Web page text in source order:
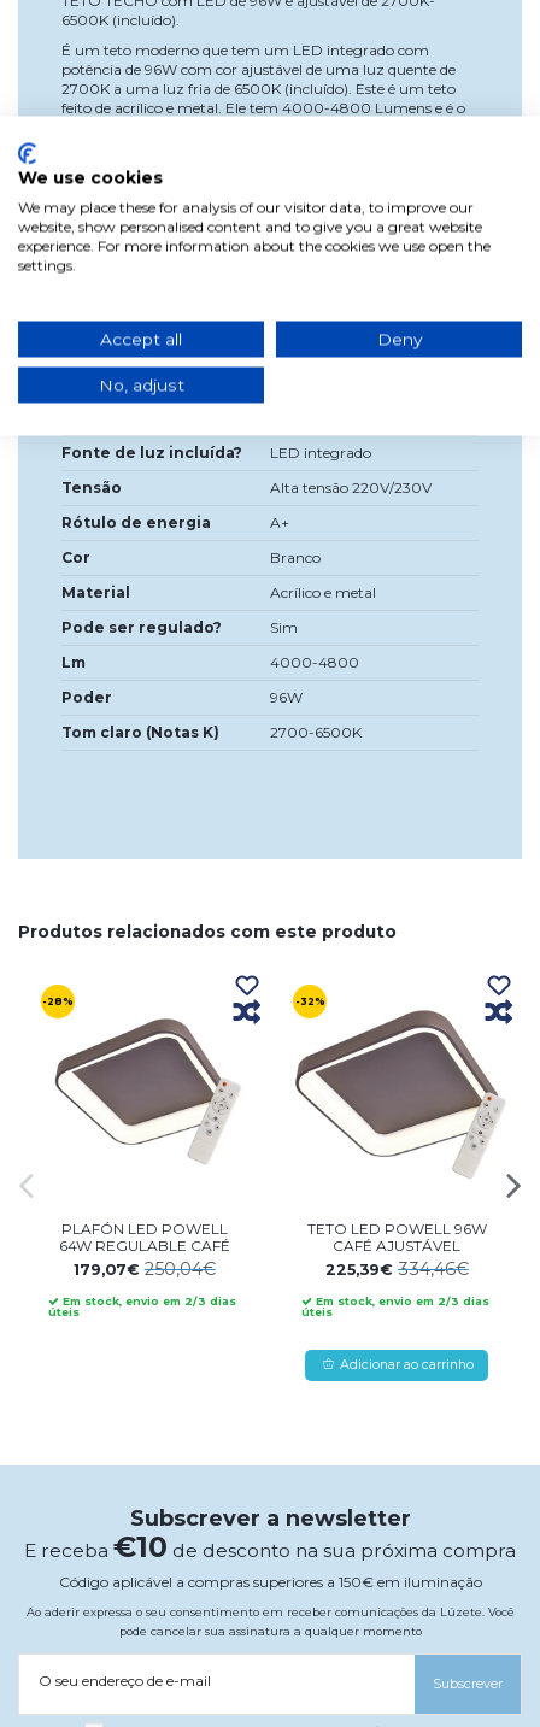
6500K (incluído).
É um teto moderno que tem um LED integrado com
potência de 96W com cor ajustável de uma luz quente de
2700K a uma luz fria de 6500K (incluído). Este é um teto
feito de acrílico e metal. Ele tem 4000-4800 Lumens e é o
e corMemória de energia e controle incluídos.Desligamento
inteligente 30"Medidas: 60x60x13,5 cm
Largura
Fonte de luz incluída?
LED integrado
Tensão
Alta tensão 220V/230V
Rótulo de energia
A+
Cor
Branco
Material
Acrílico e metal
Pode ser regulado?
Sim
Lm
4000-4800
Poder
96W
Tom claro (Notas K)
2700-6500K
Produtos relacionados com este produto
-28%
PLAFÓN LED POWELL
64W REGULABLE CAFÉ
179,07€250,04€
Em stock, envio em 2/3 dias
úteis
-32%
TETO LED POWELL 96W
CAFÉ AJUSTÁVEL
225,39€ 334,46€
Em stock, envio em 2/3 dias
úteis
Adicionar ao carrinho
Subscrever a newsletter
E receba €10 de desconto na sua próxima compra
Código aplicável a compras superiores a 150€ em iluminação
Ao aderir expressa o seu consentimento em receber comunicações da Lúzete. Você
pode cancelar sua assinatura a qualquer momento
O seu endereço de e-mail Subscrever
We use cookies
We may place these for analysis of our visitor data, to improve our
website, show personalised content and to give you a great website
experience. For more information about the cookies we use open the
settings.
Accept all Deny
No, adjust